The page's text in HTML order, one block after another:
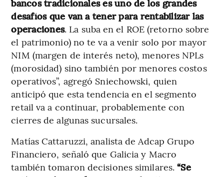
bancos tradicionales es uno de los grandes
desafíos que van a tener para rentabilizar las
operaciones. La suba en el ROE (retorno sobre
el patrimonio) no te va a venir solo por mayor
NIM (margen de interés neto), menores NPLs
(morosidad) sino también por menores costos
operativos”, agregó Sniechowski, quien
anticipó que esta tendencia en el segmento
retail va a continuar, probablemente con
cierres de algunas sucursales.
Matías Cattaruzzi, analista de Adcap Grupo
Financiero, señaló que Galicia y Macro
también tomaron decisiones similares.“Se